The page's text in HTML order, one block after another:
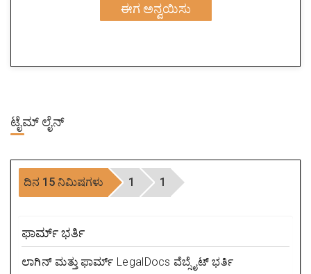
ಈಗ ಅನ್ವಯಿಸು
ಟೈಮ್ ಲೈನ್
ದಿನ 15 ನಿಮಿಷಗಳು 1 1
ಫಾರ್ಮ್ ಭರ್ತಿ
ಲಾಗಿನ್ ಮತ್ತು ಫಾರ್ಮ್ LegalDocs ವೆಬ್ಸೈಟ್ ಭರ್ತಿ